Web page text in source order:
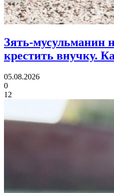
Зять-мусульманин
крестить внучку.
05.08.2026
0
12